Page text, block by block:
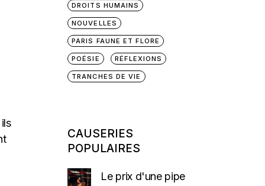
DROITS HUMAINS
NOUVELLES
PARIS FAUNE ET FLORE
POÉSIE RÉFLEXIONS
TRANCHES DE VIE
CAUSERIES
POPULAIRES
Le prix d'une pipe